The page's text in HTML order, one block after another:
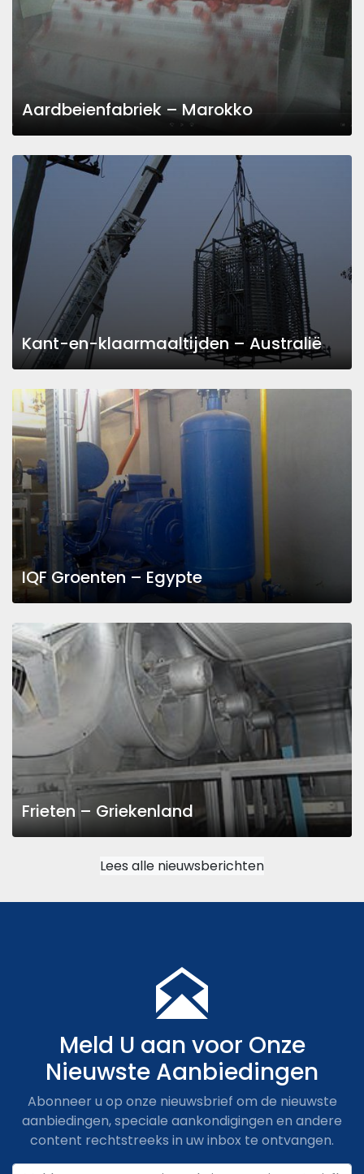
Aardbeienfabriek – Marokko
Kant-en-klaarmaaltijden – Australië
IQF Groenten – Egypte
Frieten – Griekenland
Lees alle nieuwsberichten
Meld U aan voor Onze
Nieuwste Aanbiedingen
Abonneer u op onze nieuwsbrief om de nieuwste
aanbiedingen, speciale aankondigingen en andere
content rechtstreeks in uw inbox te ontvangen.